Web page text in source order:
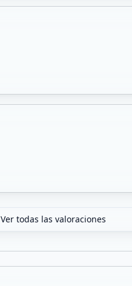
Ver todas las valoraciones